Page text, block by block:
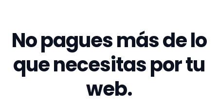
No pagues más de lo
que necesitas por tu
web.